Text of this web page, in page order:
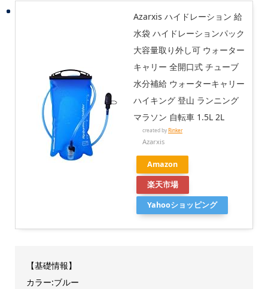
Azarxis ハイドレーション 給
水袋 ハイドレーションパック
大容量取り外し可 ウォーター
キャリー 全開口式 チューブ
水分補給 ウォーターキャリー
ハイキング 登山 ランニング
マラソン 自転車 1.5L 2L
created byRinker
Azarxis
Amazon
楽天市場
Yahooショッピング
【基礎情報】
カラー:ブルー